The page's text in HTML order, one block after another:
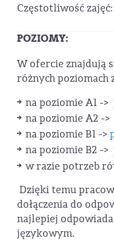
Częstotliwość
POZIOMY:
W ofercie znajdują
różnych poziomach
na poziomie A1 ->
na poziomie A2 ->
na poziomie B1 ->
na poziomie B2 ->
w razie potrzeb
Dzięki temu
dołączenia do
najlepiej
językowym.